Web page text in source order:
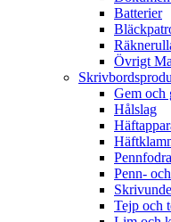
Batterier
Övrigt
Gem och
Hålslag
Penn-
Tejp och